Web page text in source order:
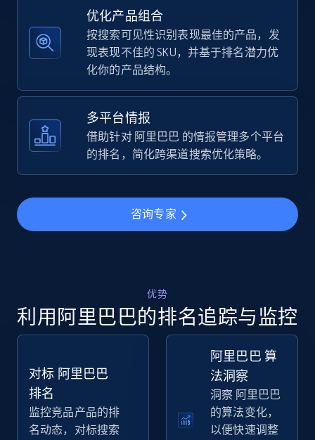
669+
TikTok Shop - category
URL, Title, Available, Description, Currency, Initial
price, Final price, Discount percent, and more.
5.4K+ 669+ 立即开始
TikTok Shop - Collect TikTok shop products
5.4K+ 669+ 立即开始
TikTok Shop - discover records by shop url
URL, Title, Available, Description, Currency, Initial
price, Final price, Discount percent, and more.
优化产品组合
按搜索可见性识别表现最佳的产品，发
现表现不佳的 SKU，并基于排名潜力优
化你的产品结构。
多平台情报
借助针对 阿里巴巴 的情报管理多个平台
的排名，简化跨渠道搜索优化策略。
咨询专家
优势
利用阿里巴巴的排名追踪与监控
对标 阿里巴巴
排名
监控竞品产品的排
名动态，对标搜索
阿里巴巴 算
法洞察
洞察 阿里巴巴
的算法变化，
以便快速调整